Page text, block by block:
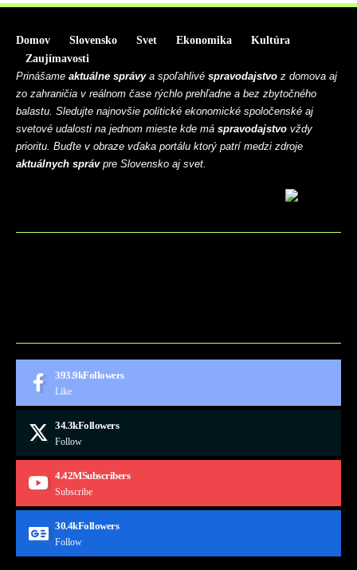
Domov Slovensko Svet Ekonomika
Kultúra
Zaujímavosti
Prinášame aktuálne správya spoľahlivé spravodajstvo z domova aj
zo zahraničia v reálnom čase rýchlo prehľadne a bez zbytočného
balastu. Sledujte najnovšie politické ekonomické spoločenské aj
svetové udalosti na jednom mieste kde má spravodajstvo vždy
prioritu. Buďte v obraze vďaka portálu ktorý patrí medzi zdroje
aktuálnych správpre Slovensko aj svet.
393.9kFollowers
Like
34.3kFollowers
Follow
4.42MSubscribers
Subscribe
30.4kFollowers
Follow